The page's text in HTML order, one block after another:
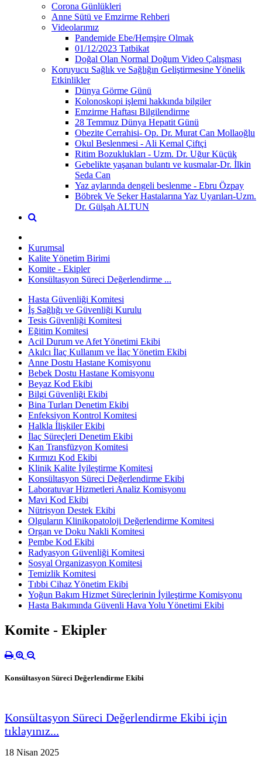
Corona Günlükleri
Anne Sütü ve Emzirme Rehberi
Videolarımız
Pandemide Ebe/Hemşire Olmak
01/12/2023 Tatbikat
Doğal Olan Normal Doğum Video Çalışması
Koruyucu Sağlık ve Sağlığın Geliştirmesine Yönelik
Etkinlikler
Dünya Görme Günü
Kolonoskopi işlemi hakkında bilgiler
Emzirme Haftası Bilgilendirme
28 Temmuz Dünya Hepatit Günü
Obezite Cerrahisi- Op. Dr. Murat Can Mollaoğlu
Okul Beslenmesi - Ali Kemal Çiftçi
Ritim Bozuklukları - Uzm. Dr. Uğur Küçük
Gebelikte yaşanan bulantı ve kusmalar-Dr. İlkin
Seda Can
Yaz aylarında dengeli beslenme - Ebru Özpay
Böbrek Ve Şeker Hastalarına Yaz Uyarıları-Uzm.
Dr. Gülşah ALTUN
Kurumsal
Kalite Yönetim Birimi
Komite - Ekipler
Konsültasyon Süreci Değerlendirme ...
Hasta Güvenliği Komitesi
İş Sağlığı ve Güvenliği Kurulu
Tesis Güvenliği Komitesi
Eğitim Komitesi
Acil Durum ve Afet Yönetimi Ekibi
Akılcı İlaç Kullanım ve İlaç Yönetim Ekibi
Anne Dostu Hastane Komisyonu
Bebek Dostu Hastane Komisyonu
Beyaz Kod Ekibi
Bilgi Güvenliği Ekibi
Bina Turları Denetim Ekibi
Enfeksiyon Kontrol Komitesi
Halkla İlişkiler Ekibi
İlaç Süreçleri Denetim Ekibi
Kan Transfüzyon Komitesi
Kırmızı Kod Ekibi
Klinik Kalite İyileştirme Komitesi
Konsültasyon Süreci Değerlendirme Ekibi
Laboratuvar Hizmetleri Analiz Komisyonu
Mavi Kod Ekibi
Nütrisyon Destek Ekibi
Olguların Klinikopatoloji Değerlendirme Komitesi
Organ ve Doku Nakli Komitesi
Pembe Kod Ekibi
Radyasyon Güvenliği Komitesi
Sosyal Organizasyon Komitesi
Temizlik Komitesi
Tıbbi Cihaz Yönetim Ekibi
Yoğun Bakım Hizmet Süreçlerinin İyileştirme Komisyonu
Hasta Bakımında Güvenli Hava Yolu Yönetimi Ekibi
Komite - Ekipler
Konsültasyon Süreci Değerlendirme Ekibi
Konsültasyon Süreci Değerlendirme Ekibi için
tıklayınız...
18 Nisan 2025